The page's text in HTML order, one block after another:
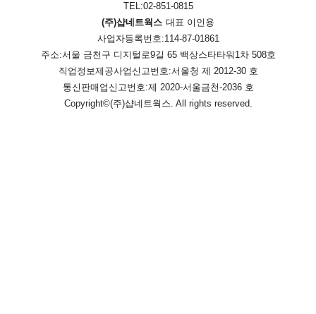
TEL:02-851-0815
(주)샵네트웍스 대표 이인용
사업자등록번호:114-87-01861
주소:서울 금천구 디지털로9길 65 백상스타타워1차 508호
직업정보제공사업신고번호:서울청 제 2012-30 호
통신판매업신고번호:제 2020-서울금천-2036 호
Copyright©(주)샵네트웍스. All rights reserved.